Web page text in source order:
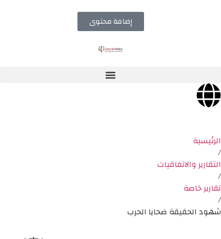
إضافة محتوى
الرئيسية
/
التقارير والاتفاقيات
/
تقارير خاصة
/
شهود الحقيقة ضحايا الحرب